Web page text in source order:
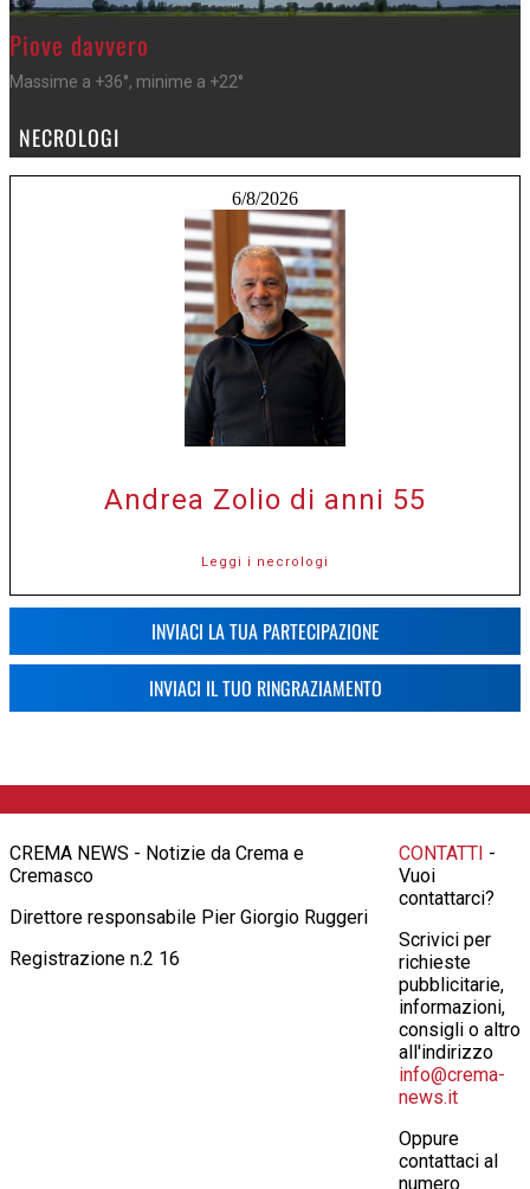
>
Piove davvero
Massime a +36°, minime a +22°
NECROLOGI
6/8/2026
Andrea Zolio di anni 55
Leggi i necrologi
INVIACI LA TUA PARTECIPAZIONE
INVIACI IL TUO RINGRAZIAMENTO
CREMA NEWS - Notizie da Crema e
Cremasco
Direttore responsabile Pier Giorgio Ruggeri
Registrazione n.2 16
CONTATTI -
Vuoi
contattarci?
Scrivici per
richieste
pubblicitarie,
informazioni,
consigli o altro
all'indirizzo
info@crema-
news.it
Oppure
contattaci al
numero